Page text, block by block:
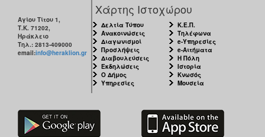
Αγίου Τίτου 1,
Τ.Κ. 71202,
Ηράκλειο
Τηλ.: 2813-409000
email:info@heraklion.gr
Χάρτης Ιστοχώρου
Δελτία Τύπου
Ανακοινώσεις
Διαγωνισμοί
Προσλήψεις
Διαβουλεύσεις
Εκδηλώσεις
Ο Δήμος
Υπηρεσίες
Κ.Ε.Π.
Τηλέφωνα
e-Υπηρεσίες
e-Αιτήματα
Η Πόλη
Ιστορία
Κνωσός
Μουσεία